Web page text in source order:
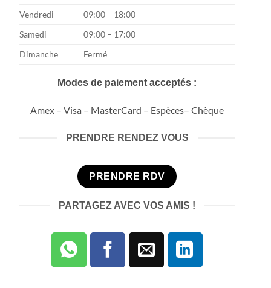
Vendredi
09:00 – 18:00
Samedi
09:00 – 17:00
Dimanche
Fermé
Modes de paiement acceptés :
Amex – Visa – MasterCard – Espèces– Chèque
PRENDRE RENDEZ VOUS
PRENDRE RDV
PARTAGEZ AVEC VOS AMIS !